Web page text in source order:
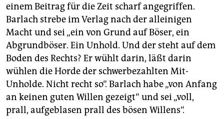
einem Beitrag für die Zeit scharf angegriffen.
Barlach strebe im Verlag nach der alleinigen
Macht und sei „ein von Grund auf Böser, ein
Abgrundböser. Ein Unhold. Und der steht auf dem
Boden des Rechts? Er wühlt darin, läßt darin
wühlen die Horde der schwerbezahlten Mit-
Unholde. Nicht recht so“. Barlach habe „von Anfang
an keinen guten Willen gezeigt“ und sei „voll,
prall, aufgeblasen prall des bösen Willens“.